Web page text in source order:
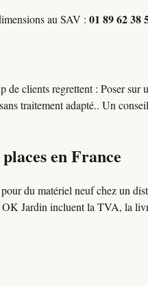
au SAV : 01 89 62 38
de clients regrettent : Poser sur
traitement adapté.. Un
en France
du matériel neuf chez un
Jardin incluent la TVA, la